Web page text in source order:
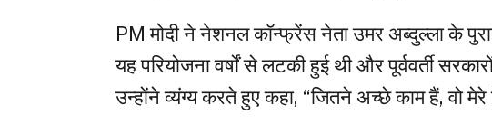
PM मोदी ने नेशनल कॉन्फ्रेंस नेता उमर अब्दुल्ला के
यह परियोजना वर्षों से लटकी हुई थी और पूर्ववर्ती
उन्होंने व्यंग्य करते हुए कहा, “जितने अच्छे काम हैं, वो